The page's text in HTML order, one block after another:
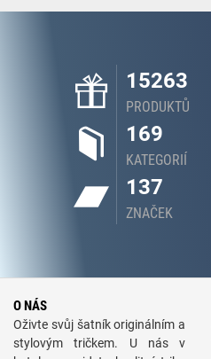
15263
PRODUKTŮ
169
KATEGORIÍ
137
ZNAČEK
O NÁS
Oživte svůj šatník originálním a
stylovým tričkem. U nás v